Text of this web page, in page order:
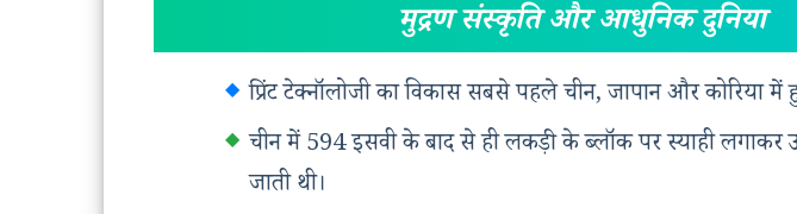
मुद्रण संस्कृति और आधुनिक दुनिया
प्रिंट टेक्नॉलोजी का विकास सबसे पहले चीन, जापान और कोरिया में
चीन में 594 इसवी के बाद से ही लकड़ी के ब्लॉक पर स्याही लगाकर
जाती थी।